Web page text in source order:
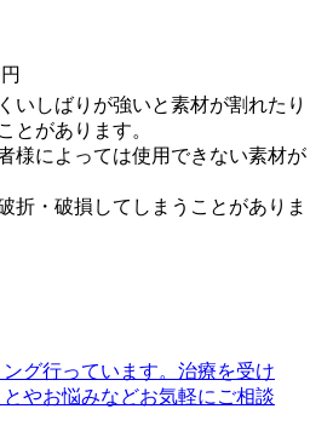
いしばりが強いと素材が割れたり
とがあります。
様によっては使用できない素材が
折・破損してしまうことがありま